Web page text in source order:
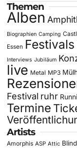
Themen
Alben
Biographien Camping
Essen Festivals
Interviews Jubiläum
live Metal MP3
Festival ruhr
Termine
Artists
Amorphis ASP Attic